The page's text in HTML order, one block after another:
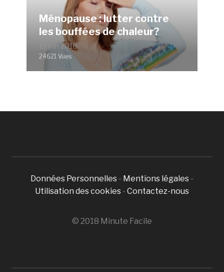
Ménopause : lutter contre
les bouffées de chaleur?
15 juin 2018
24621 Vues
Données Personnelles - Mentions légales -
Utilisation des cookies - Contactez-nous
© 2018 Minute Facile